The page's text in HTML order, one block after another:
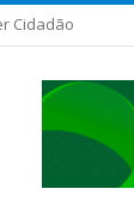
Cidadão